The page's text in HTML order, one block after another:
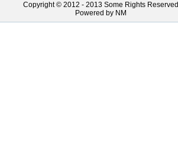
Copyright © 2012 - 2013 Some Rights Reserved
Powered by NM